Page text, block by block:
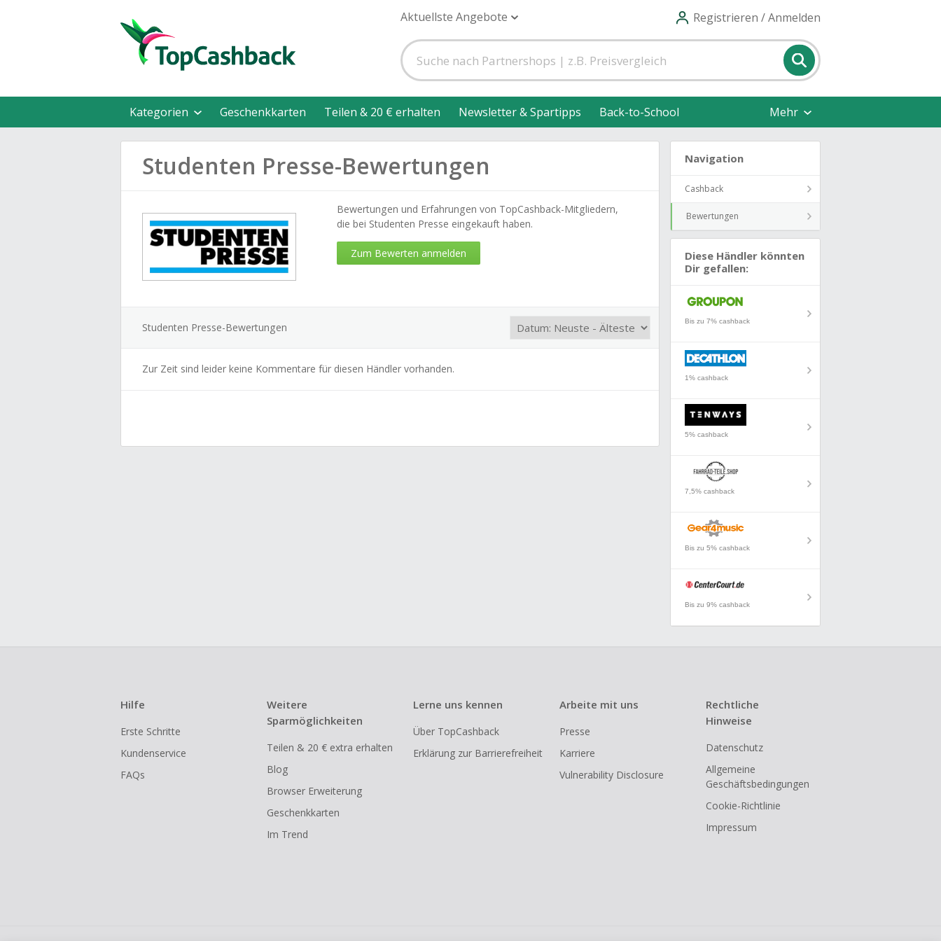
Aktuellste Angebote Registrieren / Anmelden
Kategorien Geschenkkarten Teilen & 20 € erhalten Newsletter & Spartipps Back-to-School Mehr
Studenten Presse-Bewertungen
Bewertungen und Erfahrungen von TopCashback-Mitgliedern,
die bei Studenten Presse eingekauft haben.
Zum Bewerten anmelden
Studenten Presse-Bewertungen
Zur Zeit sind leider keine Kommentare für diesen Händler vorhanden.
Navigation
Cashback
Bewertungen
Diese Händler könnten
Dir gefallen:
Bis zu 7% cashback
1% cashback
5% cashback
7,5% cashback
Bis zu 5% cashback
Bis zu 9% cashback
Hilfe
Erste Schritte
Kundenservice
FAQs
Weitere
Sparmöglichkeiten
Teilen & 20 € extra erhalten
Blog
Browser Erweiterung
Geschenkkarten
Im Trend
Lerne uns kennen
Über TopCashback
Erklärung zur Barrierefreiheit
Arbeite mit uns
Presse
Karriere
Vulnerability Disclosure
Rechtliche
Hinweise
Datenschutz
Allgemeine
Geschäftsbedingungen
Cookie-Richtlinie
Impressum